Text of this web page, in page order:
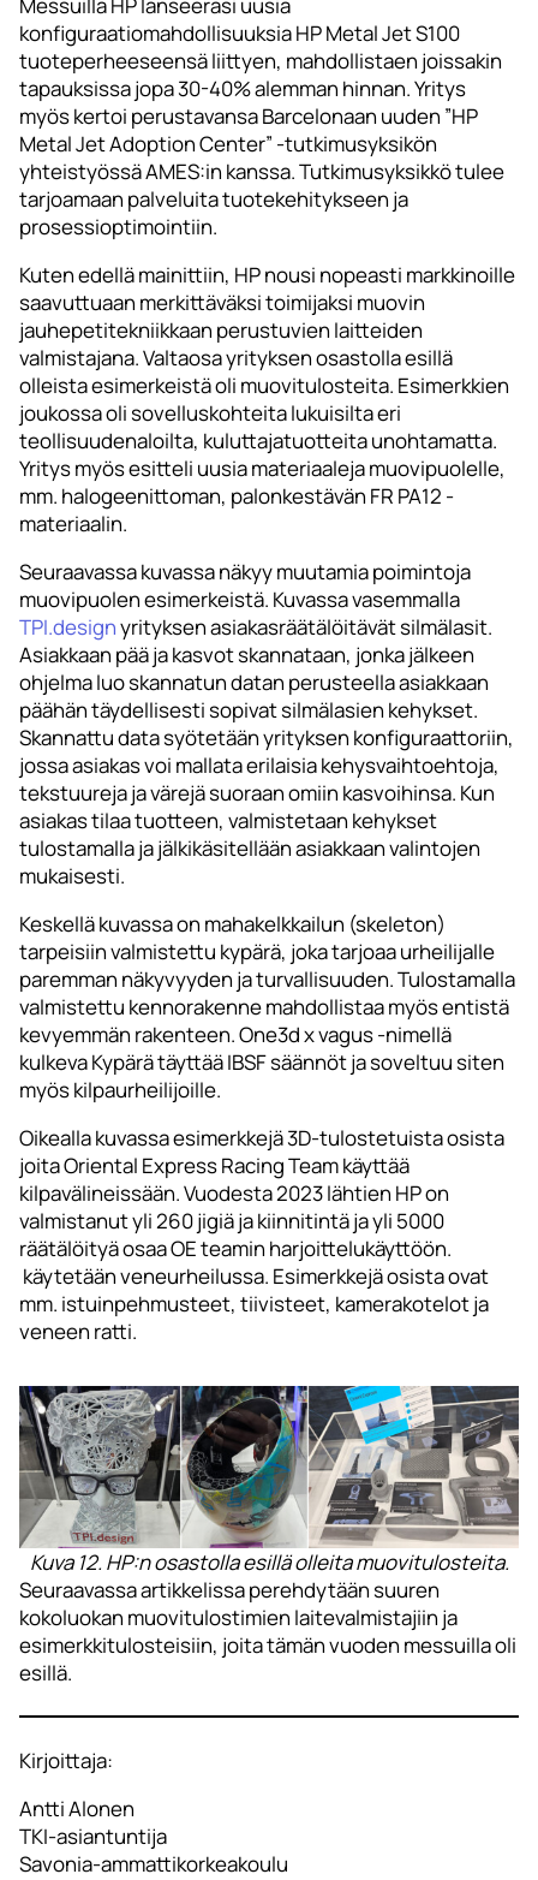
konfiguraatiomahdollisuuksia HP Metal Jet S100
tuoteperheeseensä liittyen, mahdollistaen joissakin
tapauksissa jopa 30-40% alemman hinnan. Yritys
myös kertoi perustavansa Barcelonaan uuden ”HP
Metal Jet Adoption Center” -tutkimusyksikön
yhteistyössä AMES:in kanssa. Tutkimusyksikkö tulee
tarjoamaan palveluita tuotekehitykseen ja
prosessioptimointiin.
Kuten edellä mainittiin, HP nousi nopeasti markkinoille
saavuttuaan merkittäväksi toimijaksi muovin
jauhepetitekniikkaan perustuvien laitteiden
valmistajana. Valtaosa yrityksen osastolla esillä
olleista esimerkeistä oli muovitulosteita. Esimerkkien
joukossa oli sovelluskohteita lukuisilta eri
teollisuudenaloilta, kuluttajatuotteita unohtamatta.
Yritys myös esitteli uusia materiaaleja muovipuolelle,
mm. halogeenittoman, palonkestävän FR PA12 -
materiaalin.
Seuraavassa kuvassa näkyy muutamia poimintoja
muovipuolen esimerkeistä. Kuvassa vasemmalla
TPI.designyrityksen asiakasräätälöitävät silmälasit.
Asiakkaan pää ja kasvot skannataan, jonka jälkeen
ohjelma luo skannatun datan perusteella asiakkaan
päähän täydellisesti sopivat silmälasien kehykset.
Skannattu data syötetään yrityksen konfiguraattoriin,
jossa asiakas voi mallata erilaisia kehysvaihtoehtoja,
tekstuureja ja värejä suoraan omiin kasvoihinsa. Kun
asiakas tilaa tuotteen, valmistetaan kehykset
tulostamalla ja jälkikäsitellään asiakkaan valintojen
mukaisesti.
Keskellä kuvassa on mahakelkkailun (skeleton)
tarpeisiin valmistettu kypärä, joka tarjoaa urheilijalle
paremman näkyvyyden ja turvallisuuden. Tulostamalla
valmistettu kennorakenne mahdollistaa myös entistä
kevyemmän rakenteen. One3d x vagus -nimellä
kulkeva Kypärä täyttää IBSF säännöt ja soveltuu siten
myös kilpaurheilijoille.
Oikealla kuvassa esimerkkejä 3D-tulostetuista osista
joita Oriental Express Racing Team käyttää
kilpavälineissään. Vuodesta 2023 lähtien HP on
valmistanut yli 260 jigiä ja kiinnitintä ja yli 5000
räätälöityä osaa OE teamin harjoittelukäyttöön.
käytetään veneurheilussa. Esimerkkejä osista ovat
mm. istuinpehmusteet, tiivisteet, kamerakotelot ja
veneen ratti.
Kuva 12. HP:n osastolla esillä olleita muovitulosteita.
Seuraavassa artikkelissa perehdytään suuren
kokoluokan muovitulostimien laitevalmistajiin ja
esimerkkitulosteisiin, joita tämän vuoden messuilla oli
esillä.
Kirjoittaja:
Antti Alonen
TKI-asiantuntija
Savonia-ammattikorkeakoulu